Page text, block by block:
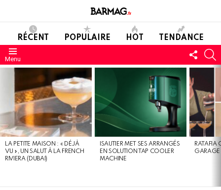
RÉCENT POPULAIRE HOT TENDANCE
Menu
NOUS
DERNIERS
LA PETITE MAISON : « DÉJÀ
VU », UN SALUT À LA FRENCH
RIVIERA (DUBAI)
ISAUTIER MET SES ARRANGÉS
EN SOLUTION TAP COOLER
MACHINE
RATAFIA
GARAGE